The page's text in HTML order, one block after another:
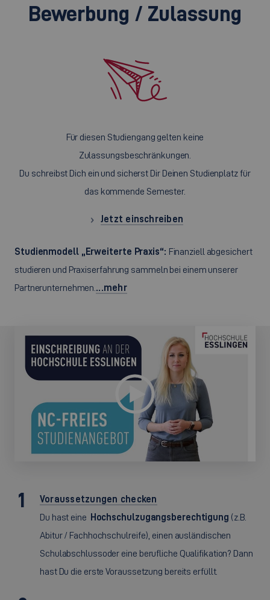
Bewerbung / Zulassung
Für diesen Studiengang gelten keine
Zulassungsbeschränkungen.
Du schreibst Dich ein und sicherst Dir Deinen Studienplatz für
das kommende Semester.
Jetzt einschreiben
Studienmodell „Erweiterte Praxis“: Finanziell abgesichert
studieren und Praxiserfahrung sammeln bei einem unserer
Partnerunternehmen. ...mehr
Voraussetzungen checken
Du hast eine Hochschulzugangsberechtigung (z.B.
Abitur / Fachhochschulreife), einen ausländischen
Schulabschlussoder eine berufliche Qualifikation? Dann
hast Du die erste Voraussetzung bereits erfüllt.